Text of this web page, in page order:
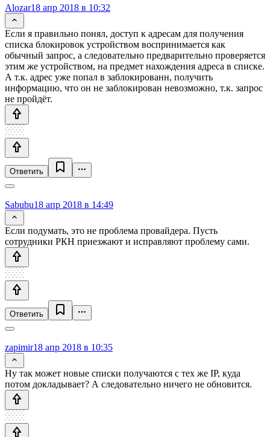
Alozar18 апр 2018 в 10:32
Если я правильно понял, доступ к адресам для получения
списка блокировок устройством воспринимается как
обычный запрос, а следовательно предварительно проверяется
этим же устройством, на предмет нахождения адреса в списке.
А т.к. адрес уже попал в заблокированн, получить
информацию, что он не заблокирован невозможно, т.к. запрос
не пройдёт.
Ответить
Sabubu18 апр 2018 в 14:49
Если подумать, это не проблема провайдера. Пусть
сотрудники РКН приезжают и исправляют проблему сами.
Ответить
zapimir18 апр 2018 в 10:35
Ну так может новые списки получаются с тех же IP, куда
потом докладывает? А следовательно ничего не обновится.